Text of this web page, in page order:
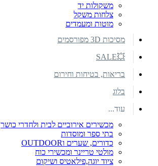
משקולות יד
צלחות משקל
מוטות ומעמדים
מסיכות 3D מפורסמים
💥SALE
בריאות, בטיחות וחירום
בלוג
עוד...
מכשירים אירוביים לבית ולחדרי כושר
בתי ספר ומוסדות
כדורים, שערים וOUTDOOR
מולטי טריינר ומכשירי כוח
ציוד יוגה,פילאטיס ושיקום